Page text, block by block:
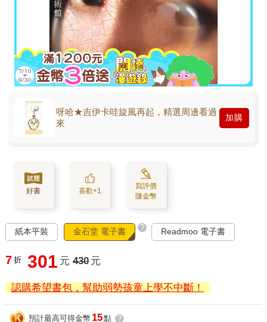
呀哈★吉伊卡哇旋風再起，精選周邊看過
來
加購
好書 喜歡+1
寫評價
賺金幣
紙本平裝 金石堂 電子書 ? Readmoo 電子書
7 折 301 元 430 元
認購希望書包，幫助弱勢孩童上學不中斷！
預計最高可得金幣 15點 ?